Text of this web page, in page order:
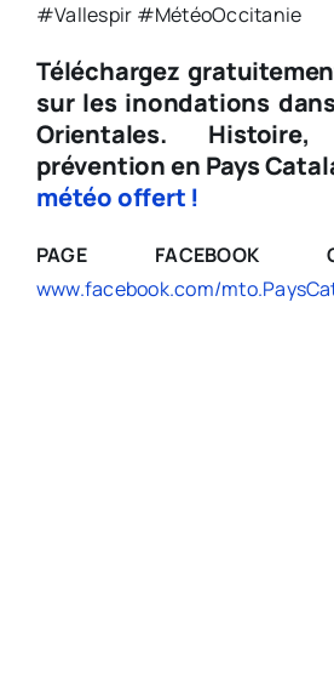
#Vallespir #MétéoOccitanie
Téléchargez
sur les inondations
Orientales.
prévention en Pays
météo offert !
PAGE FACEBOOK
www.facebook.com/